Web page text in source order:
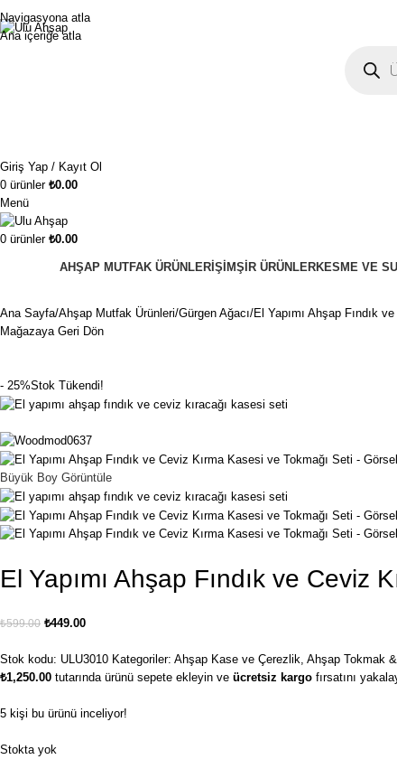
Navigasyona atla
Ana içeriğe atla
Giriş Yap / Kayıt Ol
0 ürünler ₺0.00
Menü
0 ürünler ₺0.00
AHŞAP MUTFAK ÜRÜNLERI ŞIMŞIR ÜRÜNLERKESME VE
Ana Sayfa Ahşap Mutfak Ürünleri Gürgen Ağacı El Yapımı Ahşap Fındık
Mağazaya Geri Dön
- 25%Stok Tükendi!
Büyük Boy Görüntüle
El Yapımı Ahşap Fındık ve Ceviz
₺599.00 ₺449.00
Stok kodu: ULU3010 Kategoriler: Ahşap Kase ve Çerezlik, Ahşap Tokmak
₺1,250.00 tutarında ürünü sepete ekleyin ve ücretsiz kargo fırsatını
5 kişi bu ürünü inceliyor!
Stokta yok